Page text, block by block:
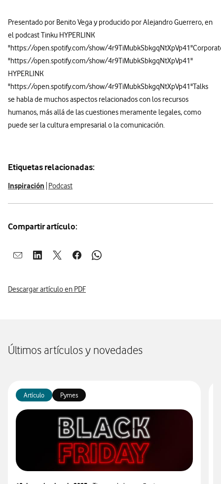
Presentado por Benito Vega y producido por Alejandro Guerrero, en
el podcast Tinku HYPERLINK
"https://open.spotify.com/show/
"https://open.spotify.com/show/4r9TiMubkSbkgqNtXpVp41"
HYPERLINK
"https://open.spotify.com/show/4r9TiMubkSbkgqNtXpVp41"Talks
se habla de muchos aspectos relacionados con los recursos
humanos, más allá de las cuestiones meramente legales, como
puede ser la cultura empresarial o la comunicación.
Etiquetas relacionadas:
Inspiración Podcast
Compartir artículo:
Abrir ventana para compartir en mail
Abrir ventana para compartir en linkedin
Abrir ventana para compartir en twitter
Abrir ventana para compartir en facebook
Abrir ventana para compartir en
Descargar artículo en PDF
Últimos artículos y novedades
Artículo Pymes